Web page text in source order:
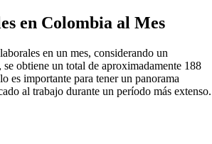
en Colombia al Mes
en un mes, considerando un
se obtiene un total de aproximadamente 188
es importante para tener un panorama
al trabajo durante un período más extenso.